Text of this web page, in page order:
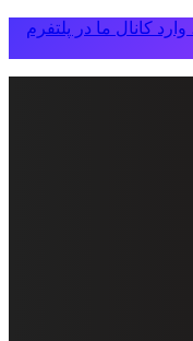
کانال ما در پلتفرم